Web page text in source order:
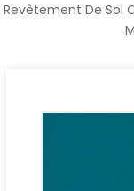
Revêtement De Sol